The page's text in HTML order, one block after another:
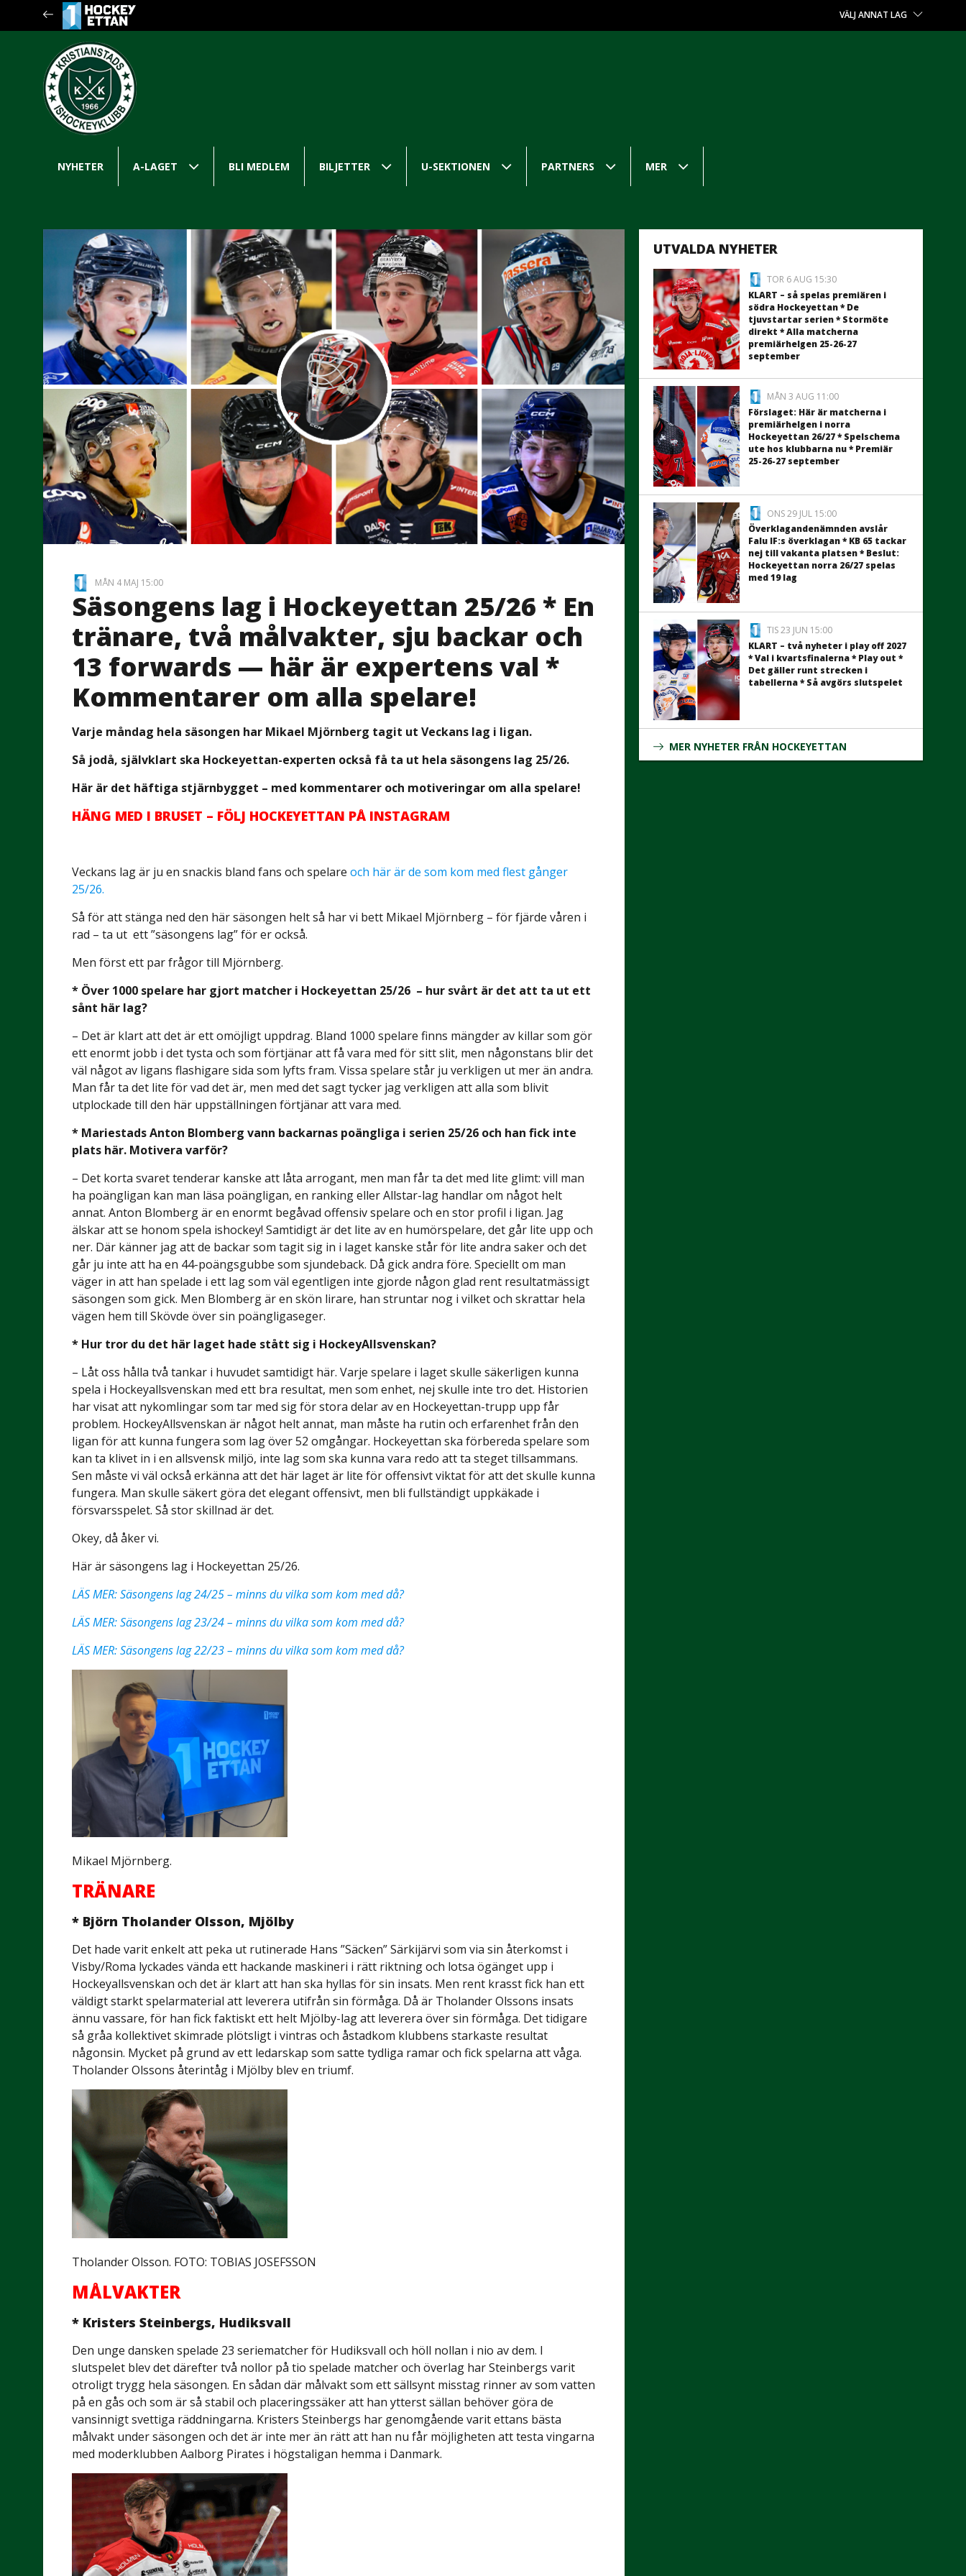
VÄLJ ANNAT LAG
NYHETER A-LAGET BLI MEDLEM BILJETTER U-SEKTIONEN PARTNERS MER
MÅN 4 MAJ 15:00
Säsongens lag i Hockeyettan 25/26 * En
tränare, två målvakter, sju backar och
13 forwards — här är expertens val *
Kommentarer om alla spelare!
Varje måndag hela säsongen har Mikael Mjörnberg tagit ut Veckans lag i ligan.
Så jodå, självklart ska Hockeyettan-experten också få ta ut hela säsongens lag 25/26.
Här är det häftiga stjärnbygget – med kommentarer och motiveringar om alla spelare!
HÄNG MED I BRUSET – FÖLJ HOCKEYETTAN PÅ INSTAGRAM
Veckans lag är ju en snackis bland fans och spelareoch här är de som kom med flest gånger
25/26.
Så för att stänga ned den här säsongen helt så har vi bett Mikael Mjörnberg – för fjärde våren i
rad – ta ut ett ”säsongens lag” för er också.
Men först ett par frågor till Mjörnberg.
* Över 1000 spelare har gjort matcher i Hockeyettan 25/26 – hur svårt är det att ta ut ett
sånt här lag?
– Det är klart att det är ett omöjligt uppdrag. Bland 1000 spelare finns mängder av killar som gör
ett enormt jobb i det tysta och som förtjänar att få vara med för sitt slit, men någonstans blir det
väl något av ligans flashigare sida som lyfts fram. Vissa spelare står ju verkligen ut mer än andra.
Man får ta det lite för vad det är, men med det sagt tycker jag verkligen att alla som blivit
utplockade till den här uppställningen förtjänar att vara med.
* Mariestads Anton Blomberg vann backarnas poängliga i serien 25/26 och han fick inte
plats här. Motivera varför?
– Det korta svaret tenderar kanske att låta arrogant, men man får ta det med lite glimt: vill man
ha poängligan kan man läsa poängligan, en ranking eller Allstar-lag handlar om något helt
annat. Anton Blomberg är en enormt begåvad offensiv spelare och en stor profil i ligan. Jag
älskar att se honom spela ishockey! Samtidigt är det lite av en humörspelare, det går lite upp och
ner. Där känner jag att de backar som tagit sig in i laget kanske står för lite andra saker och det
går ju inte att ha en 44-poängsgubbe som sjundeback. Då gick andra före. Speciellt om man
väger in att han spelade i ett lag som väl egentligen inte gjorde någon glad rent resultatmässigt
säsongen som gick. Men Blomberg är en skön lirare, han struntar nog i vilket och skrattar hela
vägen hem till Skövde över sin poängligaseger.
* Hur tror du det här laget hade stått sig i HockeyAllsvenskan?
– Låt oss hålla två tankar i huvudet samtidigt här. Varje spelare i laget skulle säkerligen kunna
spela i Hockeyallsvenskan med ett bra resultat, men som enhet, nej skulle inte tro det. Historien
har visat att nykomlingar som tar med sig för stora delar av en Hockeyettan-trupp upp får
problem. HockeyAllsvenskan är något helt annat, man måste ha rutin och erfarenhet från den
ligan för att kunna fungera som lag över 52 omgångar. Hockeyettan ska förbereda spelare som
kan ta klivet in i en allsvensk miljö, inte lag som ska kunna vara redo att ta steget tillsammans.
Sen måste vi väl också erkänna att det här laget är lite för offensivt viktat för att det skulle kunna
fungera. Man skulle säkert göra det elegant offensivt, men bli fullständigt uppkäkade i
försvarsspelet. Så stor skillnad är det.
Okey, då åker vi.
Här är säsongens lag i Hockeyettan 25/26.
LÄS MER: Säsongens lag 24/25 – minns du vilka som kom med då?
LÄS MER: Säsongens lag 23/24 – minns du vilka som kom med då?
LÄS MER: Säsongens lag 22/23 – minns du vilka som kom med då?
Mikael Mjörnberg.
TRÄNARE
* Björn Tholander Olsson, Mjölby
Det hade varit enkelt att peka ut rutinerade Hans ”Säcken” Särkijärvi som via sin återkomst i
Visby/Roma lyckades vända ett hackande maskineri i rätt riktning och lotsa ögänget upp i
Hockeyallsvenskan och det är klart att han ska hyllas för sin insats. Men rent krasst fick han ett
väldigt starkt spelarmaterial att leverera utifrån sin förmåga. Då är Tholander Olssons insats
ännu vassare, för han fick faktiskt ett helt Mjölby-lag att leverera över sin förmåga. Det tidigare
så gråa kollektivet skimrade plötsligt i vintras och åstadkom klubbens starkaste resultat
någonsin. Mycket på grund av ett ledarskap som satte tydliga ramar och fick spelarna att våga.
Tholander Olssons återintåg i Mjölby blev en triumf.
Tholander Olsson. FOTO: TOBIAS JOSEFSSON
MÅLVAKTER
* Kristers Steinbergs, Hudiksvall
Den unge dansken spelade 23 seriematcher för Hudiksvall och höll nollan i nio av dem. I
slutspelet blev det därefter två nollor på tio spelade matcher och överlag har Steinbergs varit
otroligt trygg hela säsongen. En sådan där målvakt som ett sällsynt misstag rinner av som vatten
på en gås och som är så stabil och placeringssäker att han ytterst sällan behöver göra de
vansinnigt svettiga räddningarna. Kristers Steinbergs har genomgående varit ettans bästa
målvakt under säsongen och det är inte mer än rätt att han nu får möjligheten att testa vingarna
med moderklubben Aalborg Pirates i högstaligan hemma i Danmark.
UTVALDA NYHETER
TOR 6 AUG 15:30
KLART – så spelas premiären i
södra Hockeyettan * De
tjuvstartar serien * Stormöte
direkt * Alla matcherna
premiärhelgen 25-26-27
september
MÅN 3 AUG 11:00
Förslaget: Här är matcherna i
premiärhelgen i norra
Hockeyettan 26/27 * Spelschema
ute hos klubbarna nu * Premiär
25-26-27 september
ONS 29 JUL 15:00
Överklagandenämnden avslår
Falu IF:s överklagan * KB 65 tackar
nej till vakanta platsen * Beslut:
Hockeyettan norra 26/27 spelas
med 19 lag
TIS 23 JUN 15:00
KLART – två nyheter i play off 2027
* Val i kvartsfinalerna * Play out *
Det gäller runt strecken i
tabellerna * Så avgörs slutspelet
MER NYHETER FRÅN HOCKEYETTAN